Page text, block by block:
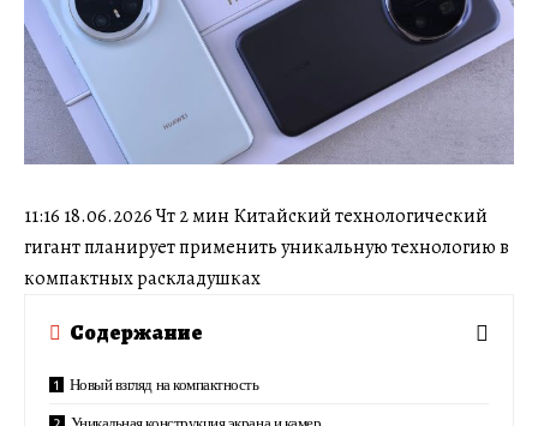
11:16 18.06.2026 Чт 2 мин Китайский технологический
гигант планирует применить уникальную технологию в
компактных раскладушках
Содержание
Новый взгляд на компактность
Уникальная конструкция экрана и камер